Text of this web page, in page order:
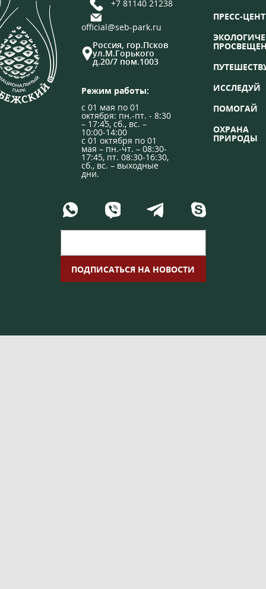
+7 81140 21238
official@seb-park.ru
Россия, гор.Псков
ул.М.Горького
д.20/7 пом.1003
Режим работы:
с 01 мая по 01
октября: пн.-пт. - 8:30
– 17:45, сб., вс. –
10:00-14:00
с 01 октября по 01
мая – пн.-чт. – 08:30-
17:45, пт. 08:30-16:30,
сб., вс. – выходные
дни.
ПРЕСС-
ИССЛЕДУЙ
ПОМОГАЙ
ОХРАНА
ПРИРОДЫ